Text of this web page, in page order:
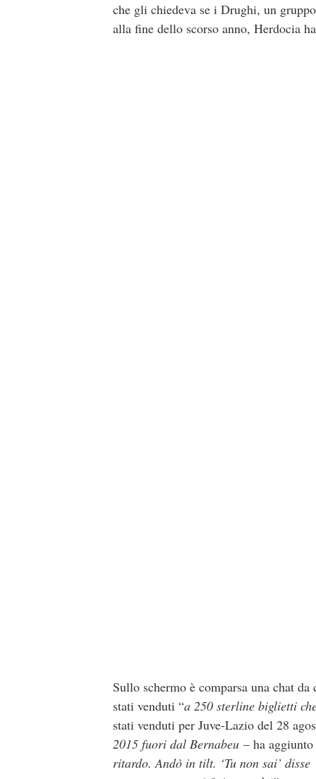
che gli chiedeva se i Drughi, un
alla fine dello scorso anno, Herdocia
Sullo schermo è comparsa una chat
stati venduti “a 250 sterline biglietti
stati venduti per Juve-Lazio del 28
2015 fuori dal Bernabeu – ha
ritardo. Andò in tilt. ‘Tu non sai’